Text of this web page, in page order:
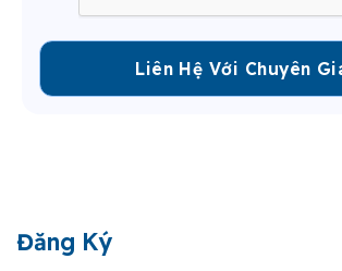
Đăng Ký